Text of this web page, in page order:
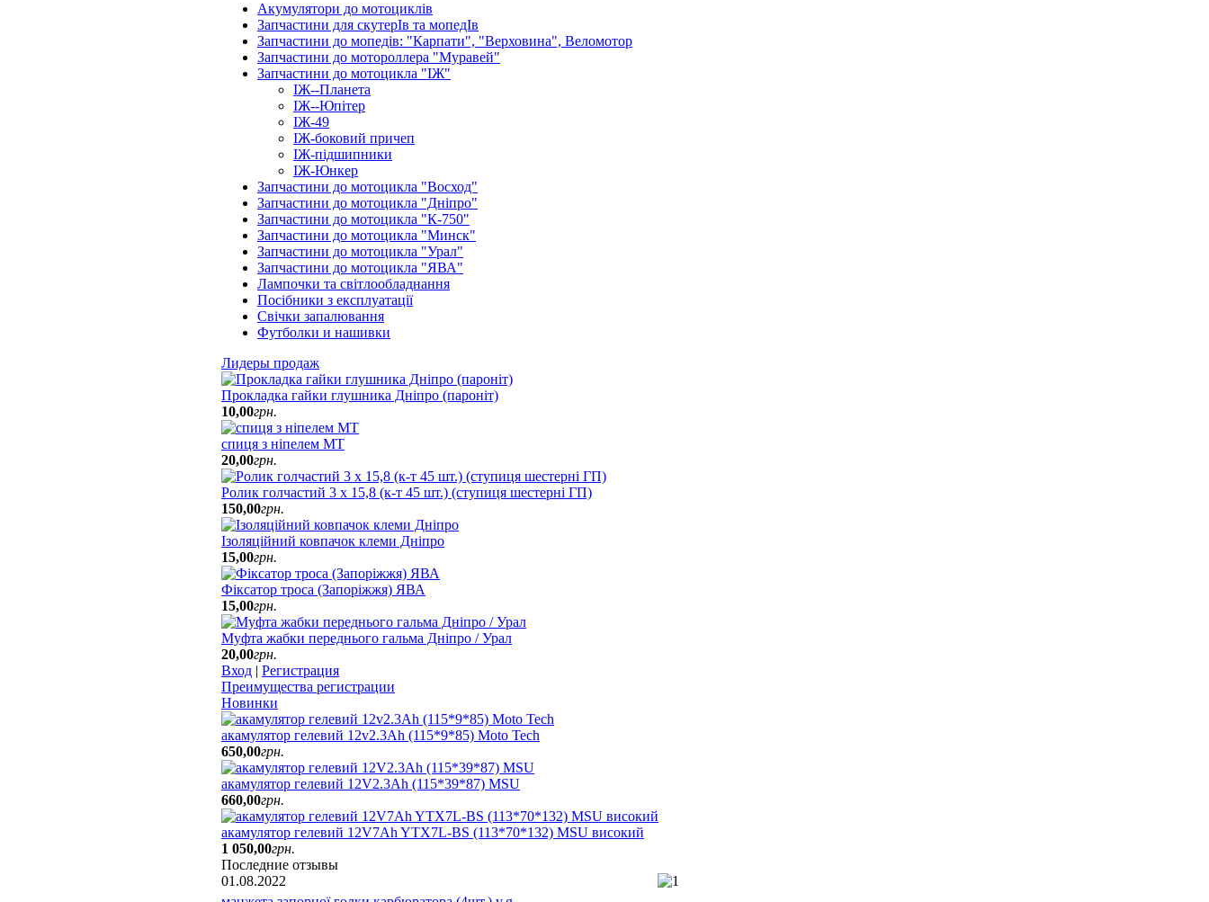
Акумулятори до мотоциклів
Запчастини для скутерІв та мопедІв
Запчастини до мопедів: "Карпати", "Верховина", Веломотор
Запчастини до мотороллера "Муравей"
Запчастини до мотоцикла "ІЖ"
ІЖ--Планета
ІЖ--Юпітер
ІЖ-49
ІЖ-боковий причеп
ІЖ-підшипники
ІЖ-Юнкер
Запчастини до мотоцикла "Восход"
Запчастини до мотоцикла "Дніпро"
Запчастини до мотоцикла "К-750"
Запчастини до мотоцикла "Минск"
Запчастини до мотоцикла "Урал"
Запчастини до мотоцикла "ЯВА"
Лампочки та світлообладнання
Посібники з експлуатації
Свічки запалювання
Футболки и нашивки
Лидеры продаж
Прокладка гайки глушника Дніпро (пароніт)
10,00грн.
спиця з ніпелем МТ
20,00грн.
Ролик голчастий 3 х 15,8 (к-т 45 шт.) (ступиця шестерні ГП)
150,00грн.
Ізоляційний ковпачок клеми Дніпро
15,00грн.
Фіксатор троса (Запоріжжя) ЯВА
15,00грн.
Муфта жабки переднього гальма Дніпро / Урал
20,00грн.
Вход | Регистрация
Преимущества регистрации
Новинки
акамулятор гелевий 12v2.3Ah (115*9*85) Moto Tech
650,00грн.
акамулятор гелевий 12V2.3Ah (115*39*87) MSU
660,00грн.
акамулятор гелевий 12V7Ah YTX7L-BS (113*70*132) MSU високий
1 050,00грн.
Последние отзывы
01.08.2022